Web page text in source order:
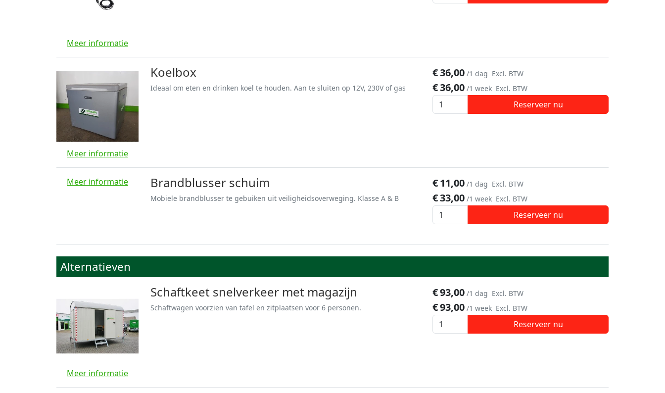
Meer informatie
Meer informatie
€36,00 /1 dag Excl. BTW
€36,00 /1 week Excl. BTW
Reserveer nu
Koelbox
Ideaal om eten en drinken koel te houden. Aan te sluiten op 12V, 230V of gas
Meer informatie €11,00 /1 dag Excl. BTW
€33,00 /1 week Excl. BTW
Reserveer nu
Brandblusser schuim
Mobiele brandblusser te gebuiken uit veiligheidsoverweging. Klasse A & B
Alternatieven
Meer informatie
€93,00 /1 dag Excl. BTW
€93,00 /1 week Excl. BTW
Reserveer nu
Schaftkeet snelverkeer met magazijn
Schaftwagen voorzien van tafel en zitplaatsen voor 6 personen.